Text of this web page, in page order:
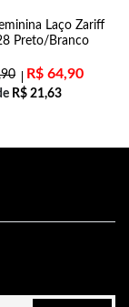
Laço Zariff
Preto/Branco
R$ 64,90
R$ 21,63